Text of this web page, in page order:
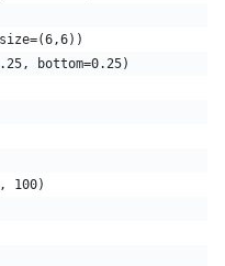
bottom=0.25)
100)